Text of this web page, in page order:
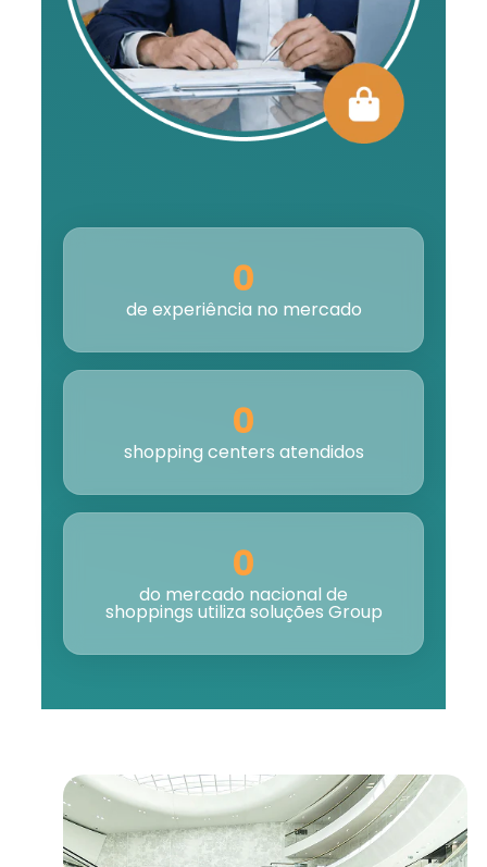
0
de experiência no mercado
0
shopping centers atendidos
0
do mercado nacional de
shoppings utiliza soluções Group